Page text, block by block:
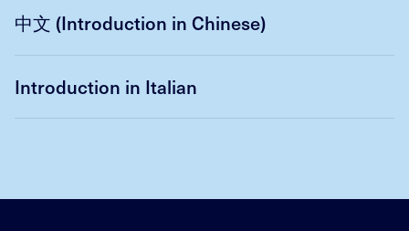
中文 (Introduction in Chinese)
Introduction in Italian